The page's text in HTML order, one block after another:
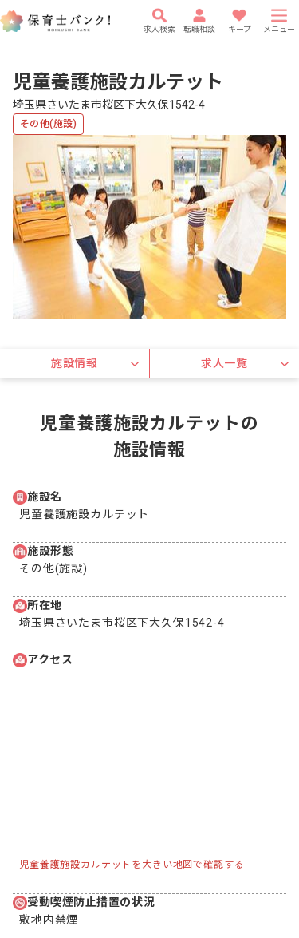
求人検索 転職相談 キープ メニュー
児童養護施設カルテット
埼玉県さいたま市桜区下大久保1542-4
その他(施設)
施設情報 求人一覧
児童養護施設カルテットの
施設情報
施設名
児童養護施設カルテット
施設形態
その他(施設)
所在地
埼玉県さいたま市桜区下大久保1542-4
アクセス
児童養護施設カルテットを大きい地図で確認する
受動喫煙防止措置の状況
敷地内禁煙